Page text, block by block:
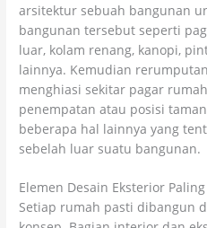
arsitektur sebuah bangunan
bangunan tersebut seperti
luar, kolam renang, kanopi,
lainnya. Kemudian
menghiasi sekitar pagar
penempatan atau posisi
beberapa hal lainnya yang
sebelah luar suatu bangunan.
Elemen Desain Eksterior
Setiap rumah pasti dibangun